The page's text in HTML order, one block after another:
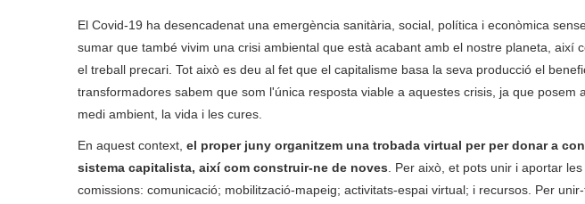
El Covid-19 ha desencadenat una emergència sanitària, social, política i econòmica
sumar que també vivim una crisi ambiental que està acabant amb el nostre planeta, així
el treball precari. Tot això es deu al fet que el capitalisme basa la seva producció el
transformadores sabem que som l'única resposta viable a aquestes crisis, ja que posem
medi ambient, la vida i les cures.
En aquest context, el proper juny organitzem una trobada virtual per per donar a
sistema capitalista, així com construir-ne de noves. Per això, et pots unir i aportar
comissions: comunicació; mobilització-mapeig; activitats-espai virtual; i recursos. Per